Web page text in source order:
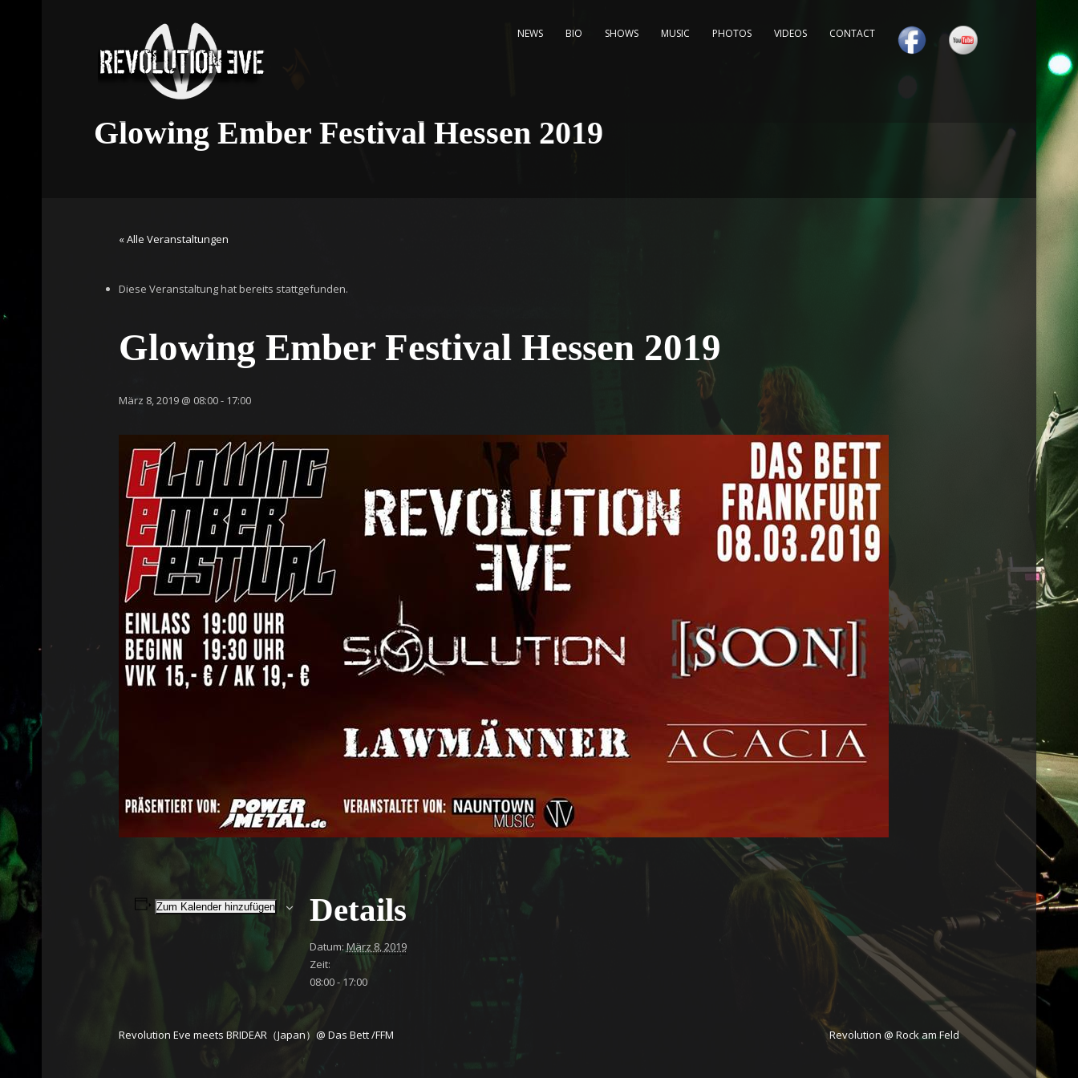
NEWS BIO SHOWS MUSIC PHOTOS VIDEOS CONTACT
Glowing Ember Festival Hessen 2019
« Alle Veranstaltungen
Diese Veranstaltung hat bereits stattgefunden.
Glowing Ember Festival Hessen 2019
März 8, 2019 @ 08:00- 17:00
Zum Kalender hinzufügen Details
Datum: März 8, 2019
Zeit:
08:00 - 17:00
Revolution Eve meets BRIDEAR（Japan）@ Das Bett /FFM Revolution @ Rock am Feld